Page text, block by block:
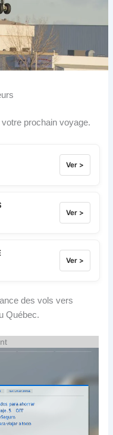
prochain voyage.
Ver >
Ver >
Ver >
des vols vers
Québec.